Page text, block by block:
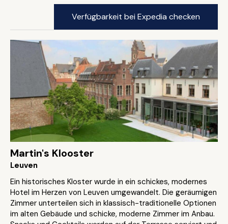
Verfügbarkeit bei Expedia checken
Martin's Klooster
Leuven
Ein historisches Kloster wurde in ein schickes, modernes
Hotel im Herzen von Leuven umgewandelt. Die geräumigen
Zimmer unterteilen sich in klassisch-traditionelle Optionen
im alten Gebäude und schicke, moderne Zimmer im Anbau.